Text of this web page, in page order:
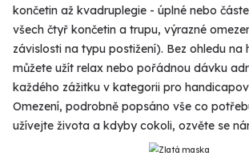
končetin až kvadruplegie - úplné nebo
všech čtyř končetin a trupu, výrazné
závislosti na typu postižení). Bez ohledu na
můžete užít relax nebo pořádnou dávku
každého zážitku v kategorii pro
Omezení, podrobně popsáno vše co
užívejte života a kdyby cokoli, ozvěte se